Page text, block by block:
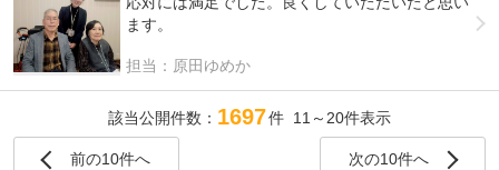
ます。
担当：原田ゆめか
該当公開件数： 1697件 11～20件表示
前の10件へ 次の10件へ